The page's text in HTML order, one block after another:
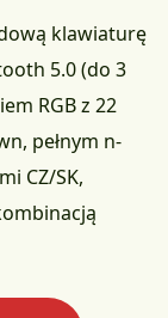
klawiaturę
5.0 (do 3
RGB z 22
pełnym n-
CZ/SK,